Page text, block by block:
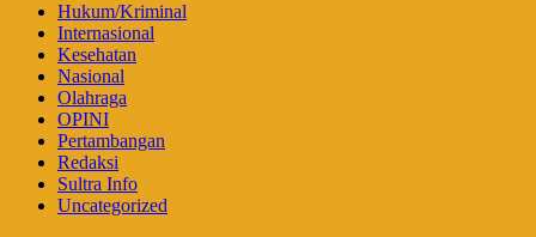
Hukum/Kriminal
Internasional
Kesehatan
Nasional
Olahraga
OPINI
Pertambangan
Redaksi
Sultra Info
Uncategorized